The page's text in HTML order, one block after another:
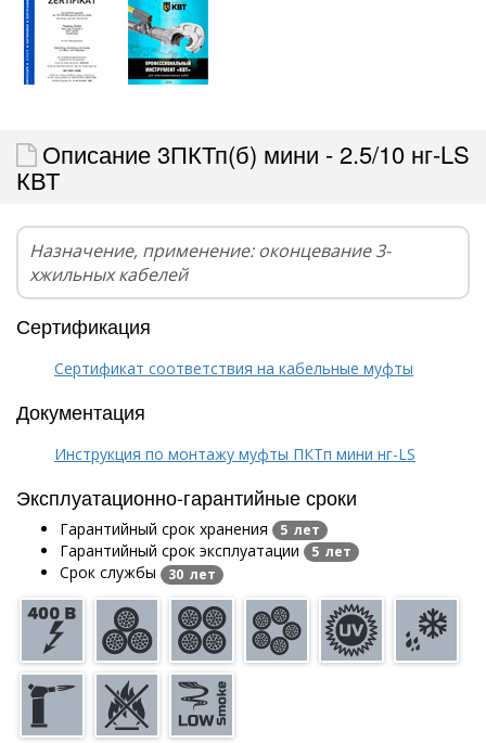
Описание 3ПКТп(б) мини - 2.5/10 нг-LS
КВТ
Назначение, применение: оконцевание 3-
хжильных кабелей
Сертификация
Сертификат соответствия на кабельные муфты
Документация
Инструкция по монтажу муфты ПКТп мини нг-LS
Эксплуатационно-гарантийные сроки
Гарантийный срок хранения 5 лет
Гарантийный срок эксплуатации 5 лет
Срок службы 30 лет